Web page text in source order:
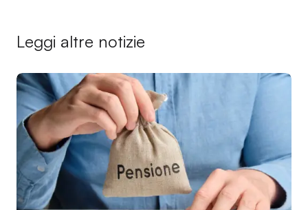
Leggi altre notizie